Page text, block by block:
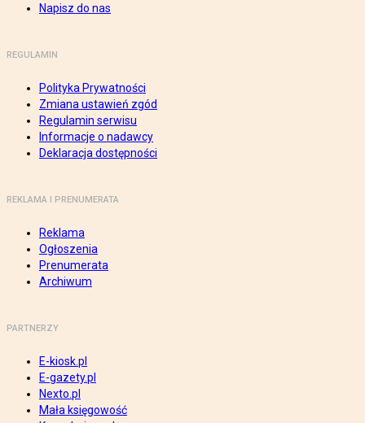
Napisz do nas
REGULAMIN
Polityka Prywatności
Zmiana ustawień zgód
Regulamin serwisu
Informacje o nadawcy
Deklaracja dostępności
REKLAMA I PRENUMERATA
Reklama
Ogłoszenia
Prenumerata
Archiwum
PARTNERZY
E-kiosk.pl
E-gazety.pl
Nexto.pl
Mała księgowość